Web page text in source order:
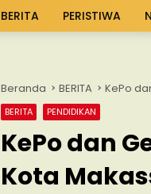
BERITA PERISTIWA
Beranda BERITA KePo
BERITA PENDIDIKAN
KePo dan
Kota